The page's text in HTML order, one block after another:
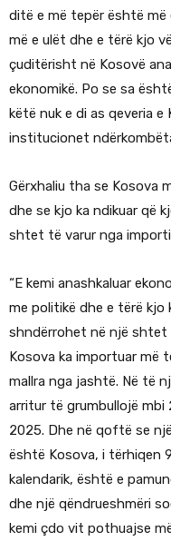
ditë e më tepër është
më e ulët dhe e tërë kjo
çuditërisht në Kosovë
ekonomikë. Po se sa
këtë nuk e di as qeveria
institucionet
Gërxhaliu tha se Kosova
dhe se kjo ka ndikuar që
shtet të varur nga
“E kemi anashkaluar
me politikë dhe e tërë kjo
shndërrohet në një shtet
Kosova ka importuar më
mallra nga jashtë. Në të
arritur të grumbullojë mbi
2025. Dhe në qoftë se
është Kosova, i tërhiqen
kalendarik, është e
dhe një qëndrueshmëri
kemi çdo vit pothuajse